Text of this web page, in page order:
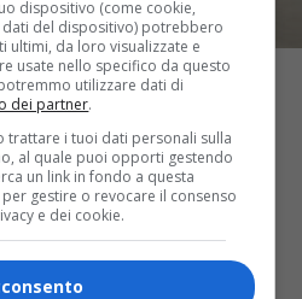
trasformata in un
dispositivo (come cookie,
del dispositivo) potrebbero
ultimi, da loro visualizzate e
usate nello specifico da questo
utilizzare dati di
dei partner.
i tuoi dati personali sulla
al quale puoi opporti gestendo
un link in fondo a questa
gestire o revocare il consenso
e dei cookie.